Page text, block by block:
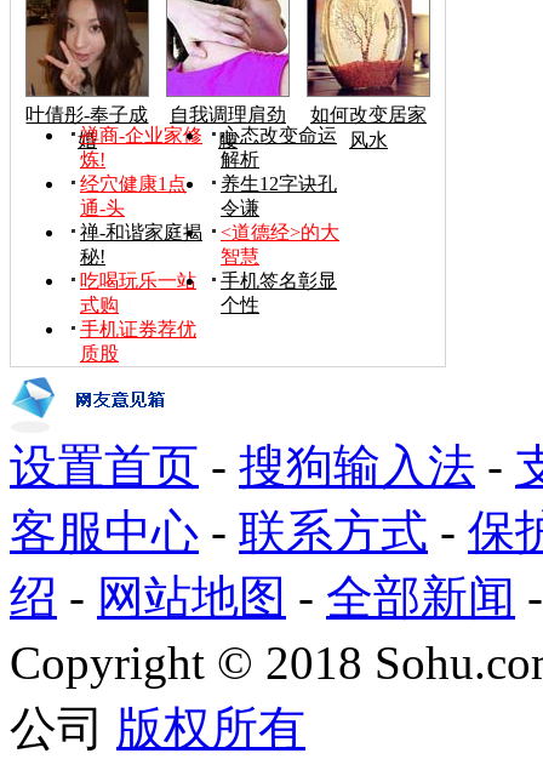
叶倩彤-奉子成
婚
自我调理肩劲
腰
如何改变居家
风水
禅商-企业家修
炼!
心态改变命运
解析
经穴健康1点
通-头
养生12字诀孔
令谦
禅-和谐家庭揭
秘!
<道德经>的大
智慧
吃喝玩乐一站
式购
手机签名彰显
个性
手机证券荐优
质股
设置首页 - 搜狗输入法 -
客服中心 - 联系方式 - 保
绍 - 网站地图 - 全部新闻
Copyright © 2018
公司 版权所有